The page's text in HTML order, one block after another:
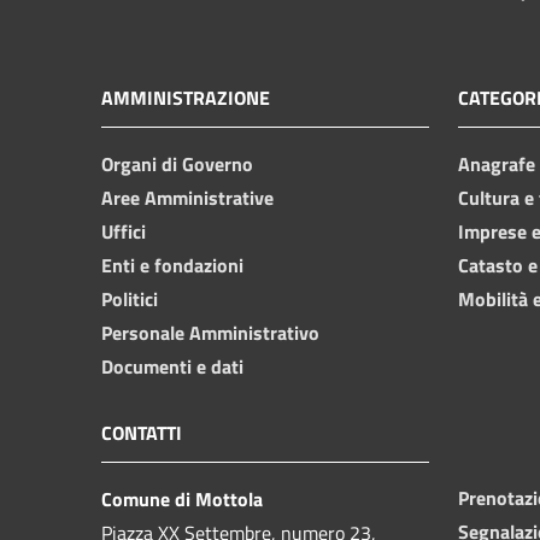
AMMINISTRAZIONE
Organi di Governo
Aree Amministrative
Uffici
Enti e fondazioni
Politici
Personale Amministrativo
Documenti e dati
Cultura
Imprese
Catasto
Mobilità
CONTATTI
Comune di Mottola
Piazza XX Settembre, numero 23,